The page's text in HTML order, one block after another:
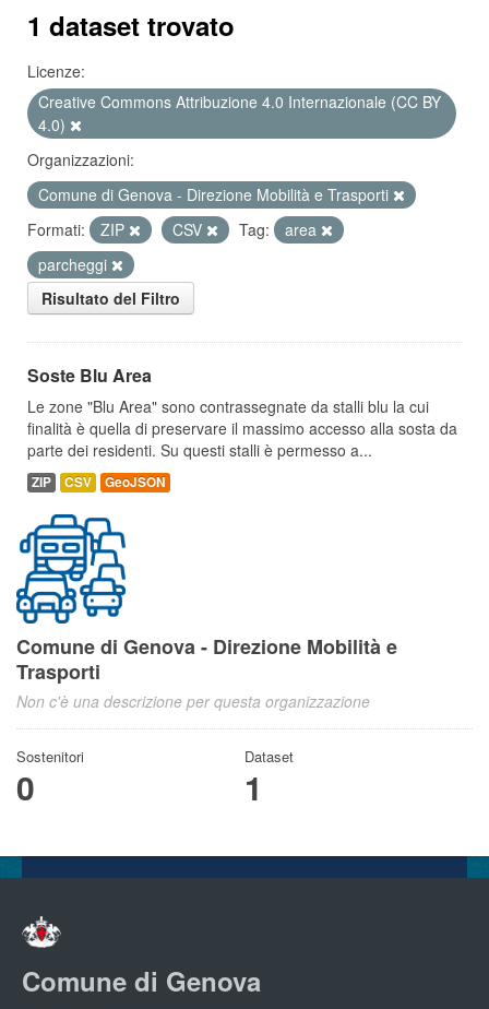
1 dataset trovato
Licenze:
Creative Commons Attribuzione 4.0 Internazionale (CC BY
4.0)
Organizzazioni:
Comune di Genova - Direzione Mobilità e Trasporti
Formati:
ZIP CSV Tag:
area
parcheggi
Risultato del Filtro
Soste Blu Area
Le zone "Blu Area" sono contrassegnate da stalli blu la cui
finalità è quella di preservare il massimo accesso alla sosta da
parte dei residenti. Su questi stalli è permesso a...
ZIP CSV GeoJSON
Comune di Genova - Direzione Mobilità e
Trasporti
Non c'è una descrizione per questa organizzazione
Sostenitori
0
Dataset
1
Comune di Genova